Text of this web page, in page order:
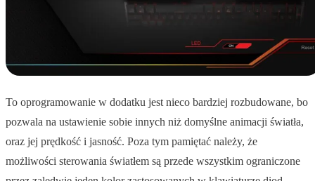
To oprogramowanie w dodatku jest nieco bardziej rozbudowane, bo
pozwala na ustawienie sobie innych niż domyślne animacji światła,
oraz jej prędkość i jasność. Poza tym pamiętać należy, że
możliwości sterowania światłem są przede wszystkim ograniczone